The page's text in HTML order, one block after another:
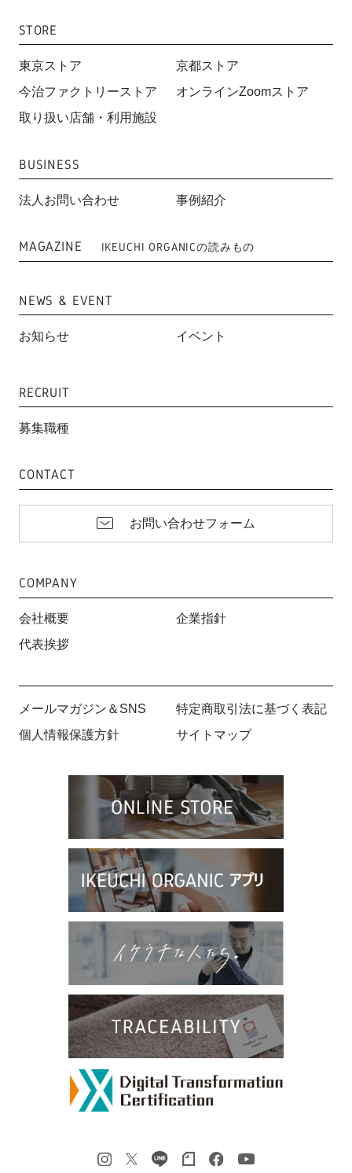
STORE
東京ストア
京都ストア
今治ファクトリーストア
オンラインZoomストア
取り扱い店舗・利用施設
BUSINESS
法人お問い合わせ 事例紹介
MAGAZINE IKEUCHI ORGANICの読みもの
NEWS & EVENT
お知らせ イベント
RECRUIT
募集職種
CONTACT
お問い合わせフォーム
COMPANY
会社概要
企業指針
代表挨拶
メールマガジン＆SNS
特定商取引法に基づく表記
個人情報保護方針
サイトマップ